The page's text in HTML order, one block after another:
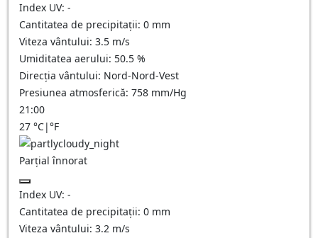
Index UV: -
Cantitatea de precipitații: 0 mm
Viteza vântului: 3.5 m/s
Umiditatea aerului: 50.5 %
Direcția vântului: Nord-Nord-Vest
Presiunea atmosferică: 758 mm/Hg
21:00
27 °C|°F
Parțial înnorat
Index UV: -
Cantitatea de precipitații: 0 mm
Viteza vântului: 3.2 m/s